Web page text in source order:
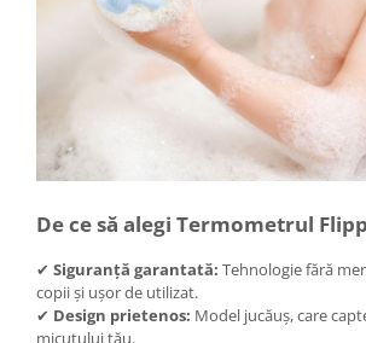
Accesorii pentru animale
Aparate de Masaj
Articole si accesorii birou
Storcatoare / Blendere
Mobilier
Genți de voiaj & genți
Sonerii
Bricolaj
De ce să alegi Termometrul
✔ Siguranță garantată: Tehnologie fără
copii și ușor de utilizat.
✔ Design prietenos: Model jucăuș, care
micuțului tău.